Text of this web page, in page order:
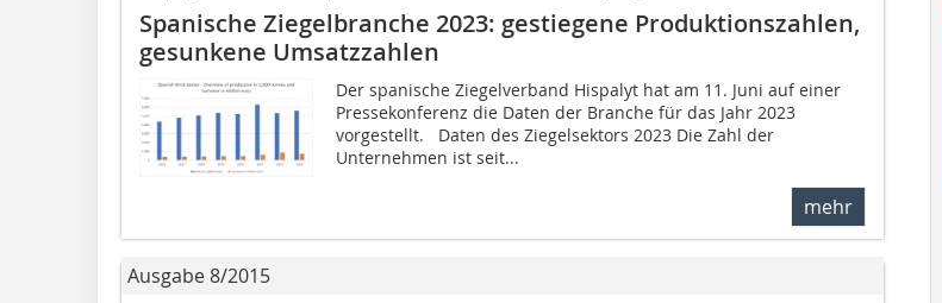
Spanische Ziegelbranche 2023: gestiegene Produktionszahlen,
gesunkene Umsatzzahlen
Der spanische Ziegelverband Hispalyt hat am 11. Juni auf einer
Pressekonferenz die Daten der Branche für das Jahr 2023
vorgestellt. Daten des Ziegelsektors 2023 Die Zahl der
Unternehmen ist seit...
mehr
Ausgabe 8/2015